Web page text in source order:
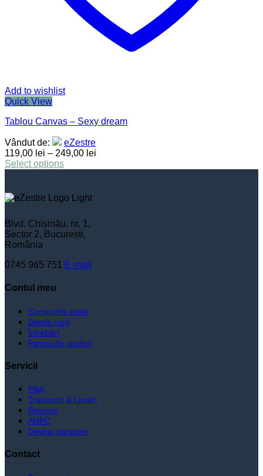
Add to wishlist
Quick View
Tablou Canvas – Sexy dream
Vândut de:
eZestre
119,00 lei – 249,00 lei
Select options
Blvd. Chișinău, nr. 1,
Sector 2, București,
România
0745 965 751
E-mail
Contul meu
Comenzile mele
Detalii cont
Întrebări
Panou de control
Servicii
Plăți
Transport & Livrări
Retururi
ANPC
Devino partener
Contact